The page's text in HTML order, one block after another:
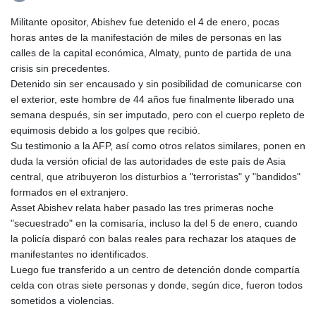
Militante opositor, Abishev fue detenido el 4 de enero, pocas
horas antes de la manifestación de miles de personas en las
calles de la capital económica, Almaty, punto de partida de una
crisis sin precedentes.
Detenido sin ser encausado y sin posibilidad de comunicarse con
el exterior, este hombre de 44 años fue finalmente liberado una
semana después, sin ser imputado, pero con el cuerpo repleto de
equimosis debido a los golpes que recibió.
Su testimonio a la AFP, así como otros relatos similares, ponen en
duda la versión oficial de las autoridades de este país de Asia
central, que atribuyeron los disturbios a "terroristas" y "bandidos"
formados en el extranjero.
Asset Abishev relata haber pasado las tres primeras noche
"secuestrado" en la comisaría, incluso la del 5 de enero, cuando
la policía disparó con balas reales para rechazar los ataques de
manifestantes no identificados.
Luego fue transferido a un centro de detención donde compartía
celda con otras siete personas y donde, según dice, fueron todos
sometidos a violencias.